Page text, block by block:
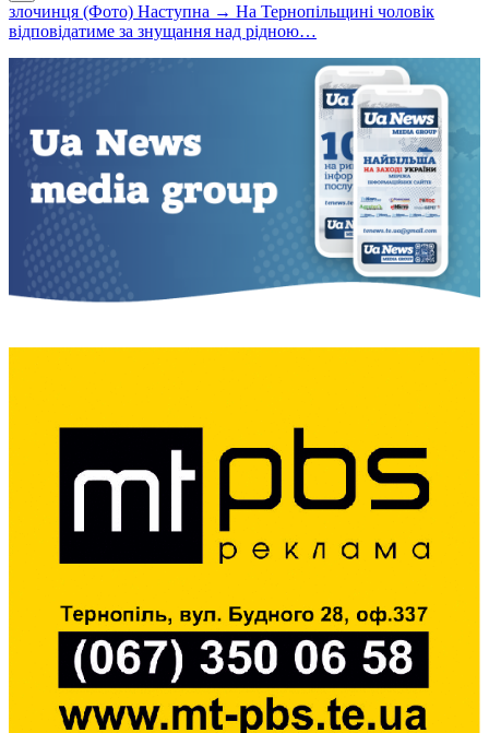
злочинця (Фото) Наступна → На Тернопільщині чоловік
відповідатиме за знущання над рідною…